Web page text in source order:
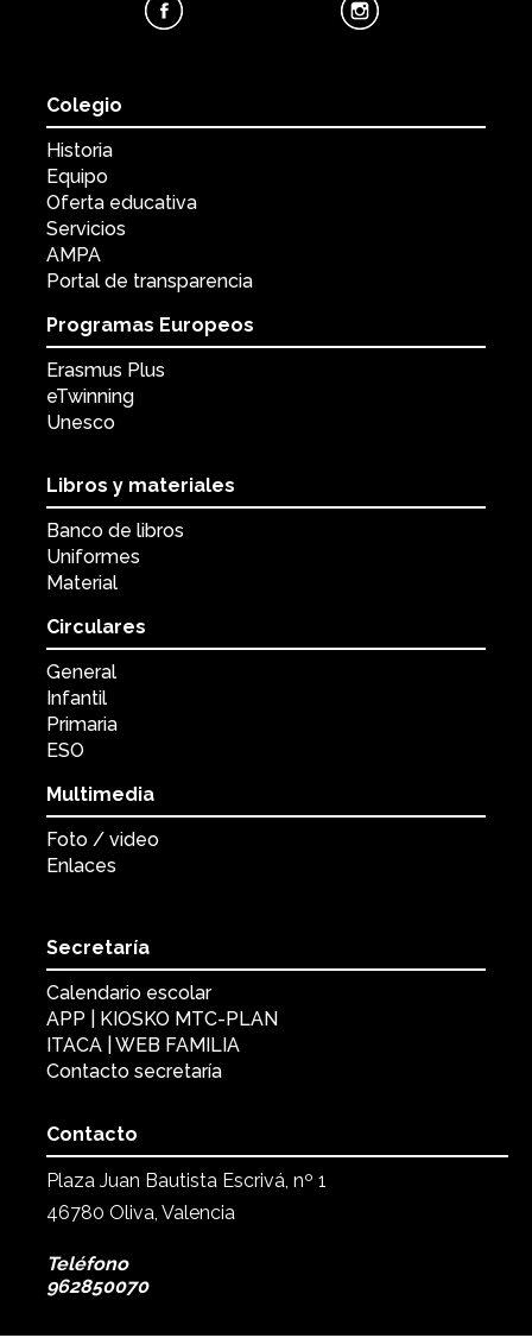
Colegio
Historia
Equipo
Oferta educativa
Servicios
AMPA
Portal de transparencia
Programas Europeos
Erasmus Plus
eTwinning
Unesco
Libros y materiales
Banco de libros
Uniformes
Material
Circulares
General
Infantil
Primaria
ESO
Multimedia
Foto / video
Enlaces
Secretaría
Calendario escolar
APP | KIOSKO MTC-PLAN
ITACA | WEB FAMILIA
Contacto secretaría
Contacto
Plaza Juan Bautista Escrivá, nº 1
46780 Oliva, Valencia
Teléfono
962850070